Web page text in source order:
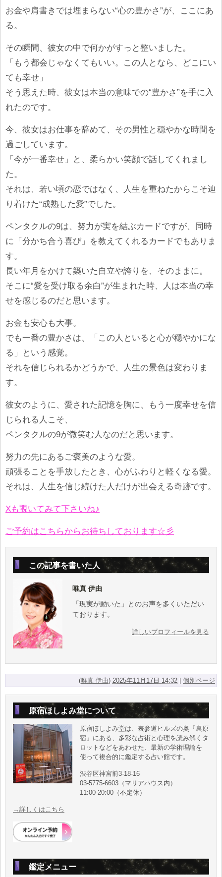
お金や肩書きでは埋まらない“心の豊かさ”が、ここにあ
る。
その瞬間、彼女の中で何かがすっと整いました。
「もう都会じゃなくてもいい。この人となら、どこにい
ても幸せ」
そう思えた時、彼女は本当の意味での“豊かさ”を手に入
れたのです。
今、彼女はお仕事を辞めて、その男性と穏やかな時間を
過ごしています。
「今が一番幸せ」と、柔らかい笑顔で話してくれまし
た。
それは、若い頃の恋ではなく、人生を重ねたからこそ辿
り着けた“成熟した愛”でした。
ペンタクルの9は、努力が実を結ぶカードですが、同時
に「分かち合う喜び」を教えてくれるカードでもありま
す。
長い年月をかけて築いた自立や誇りを、そのままに。
そこに“愛を受け取る余白”が生まれた時、人は本当の幸
せを感じるのだと思います。
お金も安心も大事。
でも一番の豊かさは、「この人といると心が穏やかにな
る」という感覚。
それを信じられるかどうかで、人生の景色は変わりま
す。
彼女のように、愛された記憶を胸に、もう一度幸せを信
じられる人こそ、
ペンタクルの9が微笑む人なのだと思います。
努力の先にあるご褒美のような愛。
頑張ることを手放したとき、心がふわりと軽くなる愛。
それは、人生を信じ続けた人だけが出会える奇跡です。
Xも覗いてみて下さいね♪
ご予約はこちらからお待ちしております☆彡
この記事を書いた人
唯真 伊由
「現実が動いた」とのお声を多くいただい
ております。
詳しいプロフィールを見る
(唯真 伊由) 2025年11月17日 14:32 |個別ページ
原宿ほしよみ堂について
原宿ほしよみ堂は、表参道ヒルズの奥『裏原
宿』にある、多彩な占術と心理を読み解くタ
ロットなどをあわせた、最新の学術理論を
使って複合的に鑑定する占い館です。
渋谷区神宮前3-18-16
03-5775-6603（マリアハウス内）
11:00-20:00（不定休）
→詳しくはこちら
鑑定メニュー